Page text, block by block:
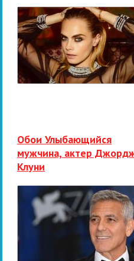
Обои Улыбающийся
мужчина, актер
Клуни